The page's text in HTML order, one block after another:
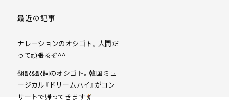
最近の記事
ナレーションのオシゴト。人間だ
って頑張るぞ^^
翻訳&訳詞のオシゴト。韓国ミュ
ージカル『ドリームハイ』がコン
サートで帰ってきます